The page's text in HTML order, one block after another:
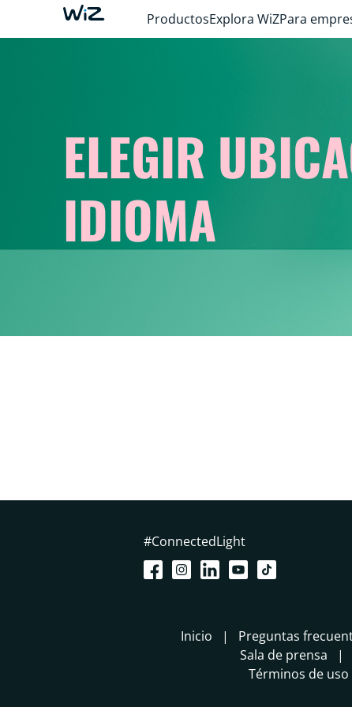
ProductosExplora WiZPara
ELEGIR
IDIOMA
#ConnectedLight
Inicio Preguntas
Sala de prensa
Términos de